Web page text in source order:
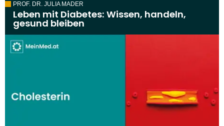
PROF. DR. JULIA MADER
Leben mit Diabetes: Wissen, handeln,
gesund bleiben